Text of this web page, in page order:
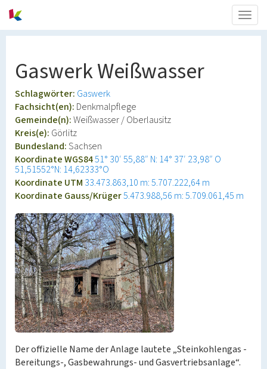
Gaswerk Weißwasser
Schlagwörter: Gaswerk
Fachsicht(en): Denkmalpflege
Gemeinde(n):Weißwasser / Oberlausitz
Kreis(e): Görlitz
Bundesland:Sachsen
Koordinate WGS8451° 30′ 55,88″ N: 14° 37′ 23,98″ O
51,51552°N: 14,62333°O
Koordinate UTM 33.473.863,10 m: 5.707.222,64 m
Koordinate Gauss/Krüger5.473.988,56 m: 5.709.061,45 m
Der offizielle Name der Anlage lautete „Steinkohlengas -
Bereitungs-, Gasbewahrungs- und Gasvertriebsanlage“.